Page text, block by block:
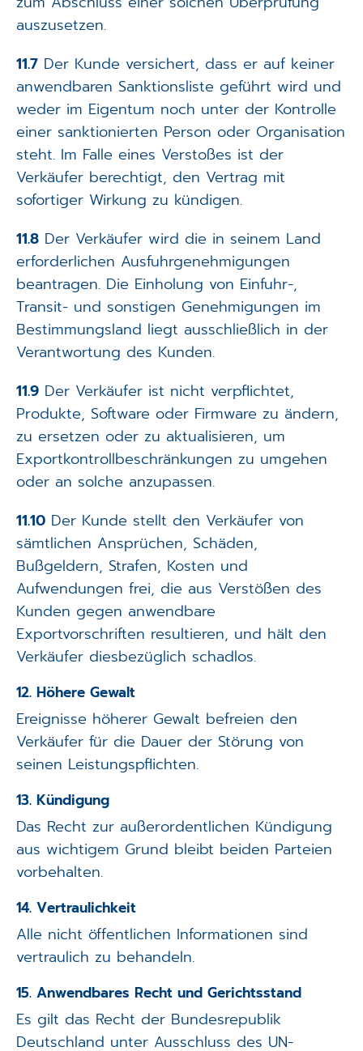
auszusetzen.
11.7Der Kunde versichert, dass er auf keiner
anwendbaren Sanktionsliste geführt wird und
weder im Eigentum noch unter der Kontrolle
einer sanktionierten Person oder Organisation
steht. Im Falle eines Verstoßes ist der
Verkäufer berechtigt, den Vertrag mit
sofortiger Wirkung zu kündigen.
11.8Der Verkäufer wird die in seinem Land
erforderlichen Ausfuhrgenehmigungen
beantragen. Die Einholung von Einfuhr-,
Transit- und sonstigen Genehmigungen im
Bestimmungsland liegt ausschließlich in der
Verantwortung des Kunden.
11.9Der Verkäufer ist nicht verpflichtet,
Produkte, Software oder Firmware zu ändern,
zu ersetzen oder zu aktualisieren, um
Exportkontrollbeschränkungen zu umgehen
oder an solche anzupassen.
11.10Der Kunde stellt den Verkäufer von
sämtlichen Ansprüchen, Schäden,
Bußgeldern, Strafen, Kosten und
Aufwendungen frei, die aus Verstößen des
Kunden gegen anwendbare
Exportvorschriften resultieren, und hält den
Verkäufer diesbezüglich schadlos.
12. Höhere Gewalt
Ereignisse höherer Gewalt befreien den
Verkäufer für die Dauer der Störung von
seinen Leistungspflichten.
13. Kündigung
Das Recht zur außerordentlichen Kündigung
aus wichtigem Grund bleibt beiden Parteien
vorbehalten.
14. Vertraulichkeit
Alle nicht öffentlichen Informationen sind
vertraulich zu behandeln.
15. Anwendbares Recht und Gerichtsstand
Es gilt das Recht der Bundesrepublik
Deutschland unter Ausschluss des UN-